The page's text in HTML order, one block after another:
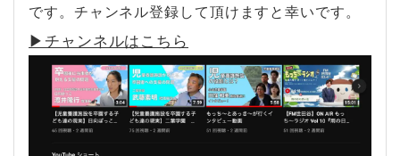
です。チャンネル登録して頂けますと幸いです。
▶︎チャンネルはこちら